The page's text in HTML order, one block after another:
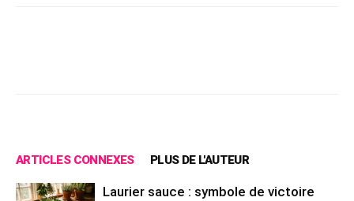
ARTICLES CONNEXES PLUS DE L'AUTEUR
Laurier sauce : symbole de victoire